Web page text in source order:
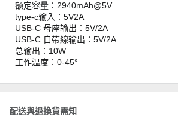
额定容量：2940mAh@5V
type-c输入：5V2A
USB-C 母座输出：5V/2A
USB-C 自帶線输出：5V/2A
总输出：10W
工作温度：0-45°
配送與退換貨需知